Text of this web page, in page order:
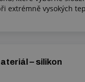
extrémně vysokých
– silikon